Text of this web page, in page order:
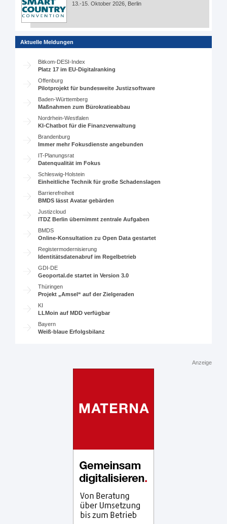
13.-15. Oktober 2026, Berlin
Aktuelle Meldungen
Bitkom-DESI-Index
Platz 17 im EU-Digitalranking
Offenburg
Pilotprojekt für bundesweite Justizsoftware
Baden-Württemberg
Maßnahmen zum Bürokratieabbau
Nordrhein-Westfalen
KI-Chatbot für die Finanzverwaltung
Brandenburg
Immer mehr Fokusdienste angebunden
IT-Planungsrat
Datenqualität im Fokus
Schleswig-Holstein
Einheitliche Technik für große Schadenslagen
Barrierefreiheit
BMDS lässt Avatar gebärden
Justizcloud
ITDZ Berlin übernimmt zentrale Aufgaben
BMDS
Online-Konsultation zu Open Data gestartet
Registermodernisierung
Identitätsdatenabruf im Regelbetrieb
GDI-DE
Geoportal.de startet in Version 3.0
Thüringen
Projekt „Amsel“ auf der Zielgeraden
KI
LLMoin auf MDD verfügbar
Bayern
Weiß-blaue Erfolgsbilanz
Anzeige